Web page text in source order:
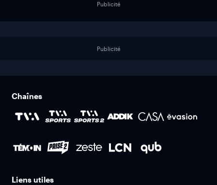
Publicité
Publicité
Chaînes
Liens utiles